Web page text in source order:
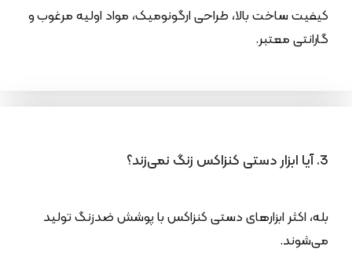
کیفیت ساخت بالا، طراحی ارگونومیک، مواد اولیه مرغوب و
گارانتی معتبر.
3. آیا ابزار دستی کنزاکس زنگ نمی‌زند؟
بله، اکثر ابزارهای دستی کنزاکس با پوشش ضدزنگ تولید
می‌شوند.